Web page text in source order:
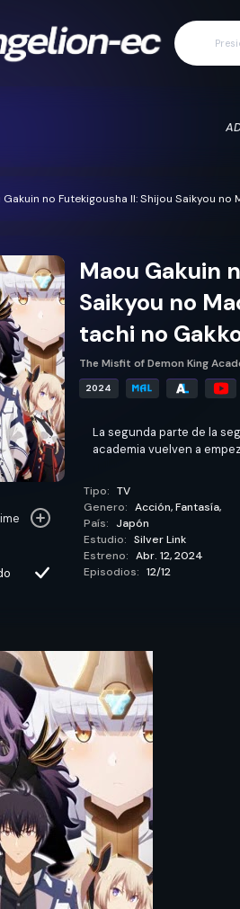
Gakuin no Futekigousha II: Shijou Saikyou
Maou Gakuin
Saikyou no
tachi no
The Misfit of Demon King
2024
La segunda parte de la
academia vuelven a
Tipo: TV
Genero: Acción,Fantasía,
País:
Japón
Estudio: Silver Link
Estreno: Abr. 12, 2024
Episodios: 12/12